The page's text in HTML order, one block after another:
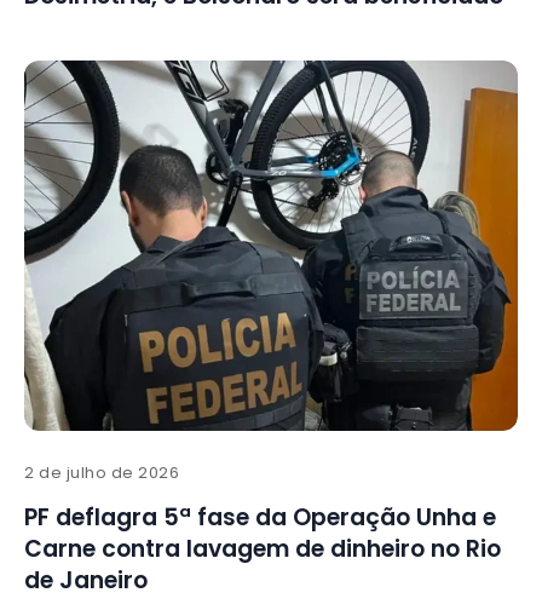
2 de julho de 2026
PF deflagra 5ª fase da Operação Unha e
Carne contra lavagem de dinheiro no Rio
de Janeiro